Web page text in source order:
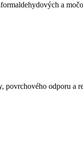
a
povrchového odporu a